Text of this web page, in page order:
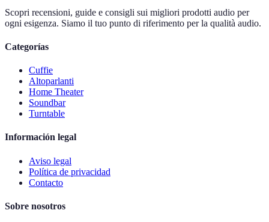
Scopri recensioni, guide e consigli sui migliori prodotti audio per
ogni esigenza. Siamo il tuo punto di riferimento per la qualità audio.
Categorías
Cuffie
Altoparlanti
Home Theater
Soundbar
Turntable
Información legal
Aviso legal
Política de privacidad
Contacto
Sobre nosotros